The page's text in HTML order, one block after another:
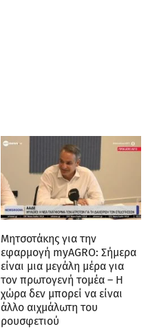
Μητσοτάκης για την
εφαρμογή myAGRO: Σήμερα
είναι μια μεγάλη μέρα για
τον πρωτογενή τομέα – Η
χώρα δεν μπορεί να είναι
άλλο αιχμάλωτη του
ρουσφετιού